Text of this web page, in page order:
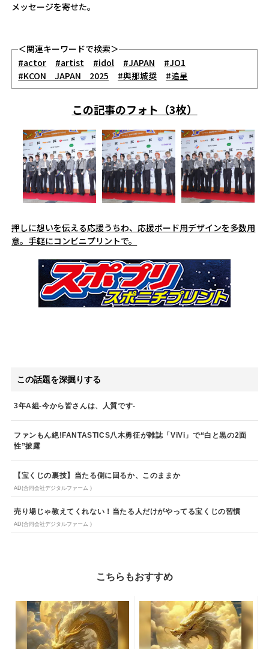
メッセージを寄せた。
＜関連キーワードで検索＞
#actor
#artist #idol #JAPAN
#JO1
#KCON JAPAN 2025
#與那城奨 #追星
この記事のフォト（3枚）
押しに想いを伝える応援うちわ、応援ボード用デザインを多数用
意。手軽にコンビニプリントで。
この話題を深掘りする
3年A組-今から皆さんは、人質です-
ファンもん絶!FANTASTICS八木勇征が雑誌「ViVi」で“白と黒の2面
性”披露
【宝くじの裏技】当たる側に回るか、このままか
AD(合同会社デジタルファーム )
売り場じゃ教えてくれない！当たる人だけがやってる宝くじの習慣
AD(合同会社デジタルファーム )
こちらもおすすめ